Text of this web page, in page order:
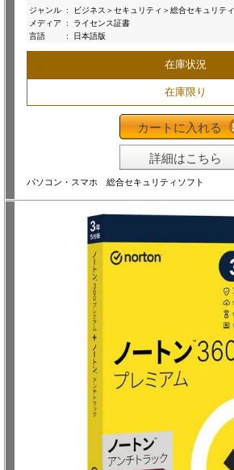
ジャンル :
ビジネス＞セキュリティ＞総合セキュリティ
メディア
:
ライセンス証書
言語
: 日本語版
在庫状況
在庫限り
カートに入れる
詳細はこちら
パソコン・スマホ 総合セキュリティソフト